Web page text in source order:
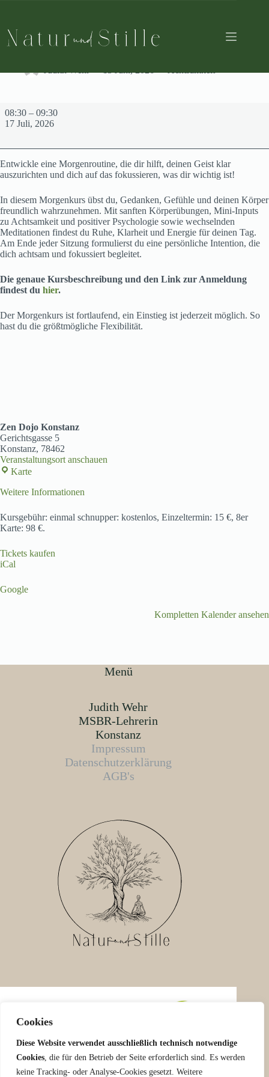
Cookies
Diese Website verwendet ausschließlich technisch notwendige
Cookies, die für den Betrieb der Seite erforderlich sind. Es werden
keine Tracking- oder Analyse-Cookies gesetzt. Weitere
Achtsam in den Tag starten (fortlaufender Kurs, immer
freitags von 8:30-9:30 außer in den Schulferien)
Achtsam
in
den
starten
(fortlaufender
Kurs,
von
8:30-
9:30
außer
in
den
08:30 – 09:30
17 Juli, 2026
Entwickle eine Morgenroutine, die dir hilft, deinen Geist klar
auszurichten und dich auf das fokussieren, was dir wichtig ist!
In diesem Morgenkurs übst du, Gedanken, Gefühle und deinen Körper
freundlich wahrzunehmen. Mit sanften Körperübungen, Mini-Inputs
zu Achtsamkeit und positiver Psychologie sowie wechselnden
Meditationen findest du Ruhe, Klarheit und Energie für deinen Tag.
Am Ende jeder Sitzung formulierst du eine persönliche Intention, die
dich achtsam und fokussiert begleitet.
Die genaue Kursbeschreibung und den Link zur Anmeldung
findest du hier.
Der Morgenkurs ist fortlaufend, ein Einstieg ist jederzeit möglich. So
hast du die größtmögliche Flexibilität.
Zen Dojo Konstanz
Gerichtsgasse 5
Konstanz, 78462
Veranstaltungsort anschauen
KarteZen
Konstanz
Weitere Informationen
Kursgebühr: einmal schnupper: kostenlos, Einzeltermin: 15 €, 8er
Karte: 98 €.
Tickets kaufen
iCal
Google
Kompletten Kalender ansehen
Menü
Judith Wehr
MSBR-Lehrerin
Konstanz
Impressum
Datenschutzerklärung
AGB's